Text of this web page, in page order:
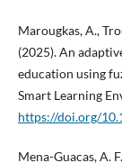
Marougkas, A.,
(2025). An
education using
Smart Learning
https://doi.org/
Mena-Guacas, A.